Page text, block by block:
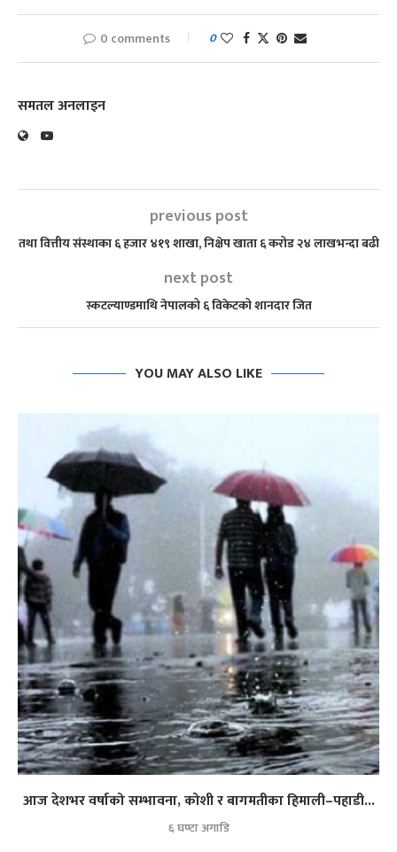
0 comments 0
समतल अनलाइन
previous post
तथा वित्तीय संस्थाका ६ हजार ४१९ शाखा, निक्षेप खाता ६ करोड २४ लाखभन्दा बढी
next post
स्कटल्याण्डमाथि नेपालको ६ विकेटको शानदार जित
YOU MAY ALSO LIKE
आज देशभर वर्षाको सम्भावना, कोशी र बागमतीका हिमाली–पहाडी...
६ घण्टा अगाडि